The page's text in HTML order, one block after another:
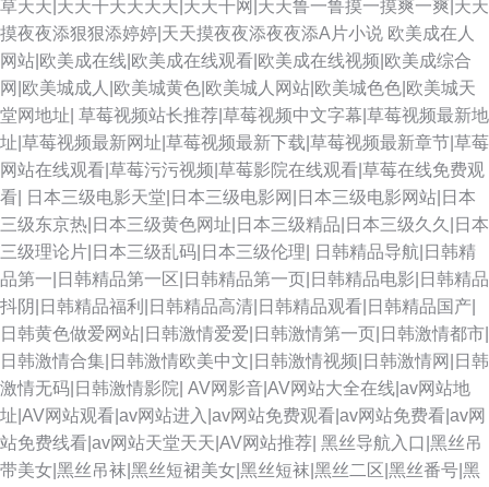
剧场 爱豆传媒麻豆 成人网站立即观看 欧美性爱另类3 在线A片导航 Av噜噜
福利导航 麻豆果冻大香蕉 伊人VA导航站 午夜剧场人妖 精品豆花 青娱视频
91 国产在线9 黄色污版 尤物情趣久草 导航美女福利 亚洲ts另类 亚洲成人小
说网址 麻豆免费在线毛片 A片下载曰日韩 91大香焦Cn 国产精品视频久久 天
天日夜夜 俺来也俺去也久久 在线免费AV电话 香蕉视频官网 韩国日逼无码 国
产性交网 老湿影院福利区 AV午夜无码 91婷色 欧美在线成人AB 91色天堂 91
永久免费视频 97就是干五月天 日韩精品ー区二区 久久青草国产 欧日美一本
黑料网线路一二三 九九热在线6 黑料自拍网 91色美白乳 久草亭亭 人妖操男
人黄色 午夜熟女福利网 伊人网成人在线 欧美性爱专区 av网址导航 免费黄色
草天天|天天干天天天天|天天干网|天天鲁一鲁摸一摸爽一爽|天天
摸夜夜添狠狠添婷婷|天天摸夜夜添夜夜添A片小说 欧美成在人
网站|欧美成在线|欧美成在线观看|欧美成在线视频|欧美成综合
网|欧美城成人|欧美城黄色|欧美城人网站|欧美城色色|欧美城天
堂网地址| 草莓视频站长推荐|草莓视频中文字幕|草莓视频最新地
址|草莓视频最新网址|草莓视频最新下载|草莓视频最新章节|草莓
网站在线观看|草莓污污视频|草莓影院在线观看|草莓在线免费观
看|
日本三级电影天堂|日本三级电影网|日本三级电影网站|日本
三级东京热|日本三级黄色网址|日本三级精品|日本三级久久|日本
三级理论片|日本三级乱码|日本三级伦理|
日韩精品导航|日韩精
品第一|日韩精品第一区|日韩精品第一页|日韩精品电影|日韩精品
抖阴|日韩精品福利|日韩精品高清|日韩精品观看|日韩精品国产|
日韩黄色做爱网站|日韩激情爱爱|日韩激情第一页|日韩激情都市|
日韩激情合集|日韩激情欧美中文|日韩激情视频|日韩激情网|日韩
激情无码|日韩激情影院| AV网影音|AV网站大全在线|av网站地
址|AV网站观看|av网站进入|av网站免费观看|av网站免费看|av网
站免费线看|av网站天堂天天|AV网站推荐| 黑丝导航入口|黑丝吊
带美女|黑丝吊袜|黑丝短裙美女|黑丝短袜|黑丝二区|黑丝番号|黑